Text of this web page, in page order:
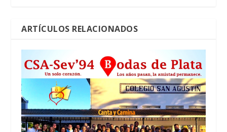
ARTÍCULOS RELACIONADOS